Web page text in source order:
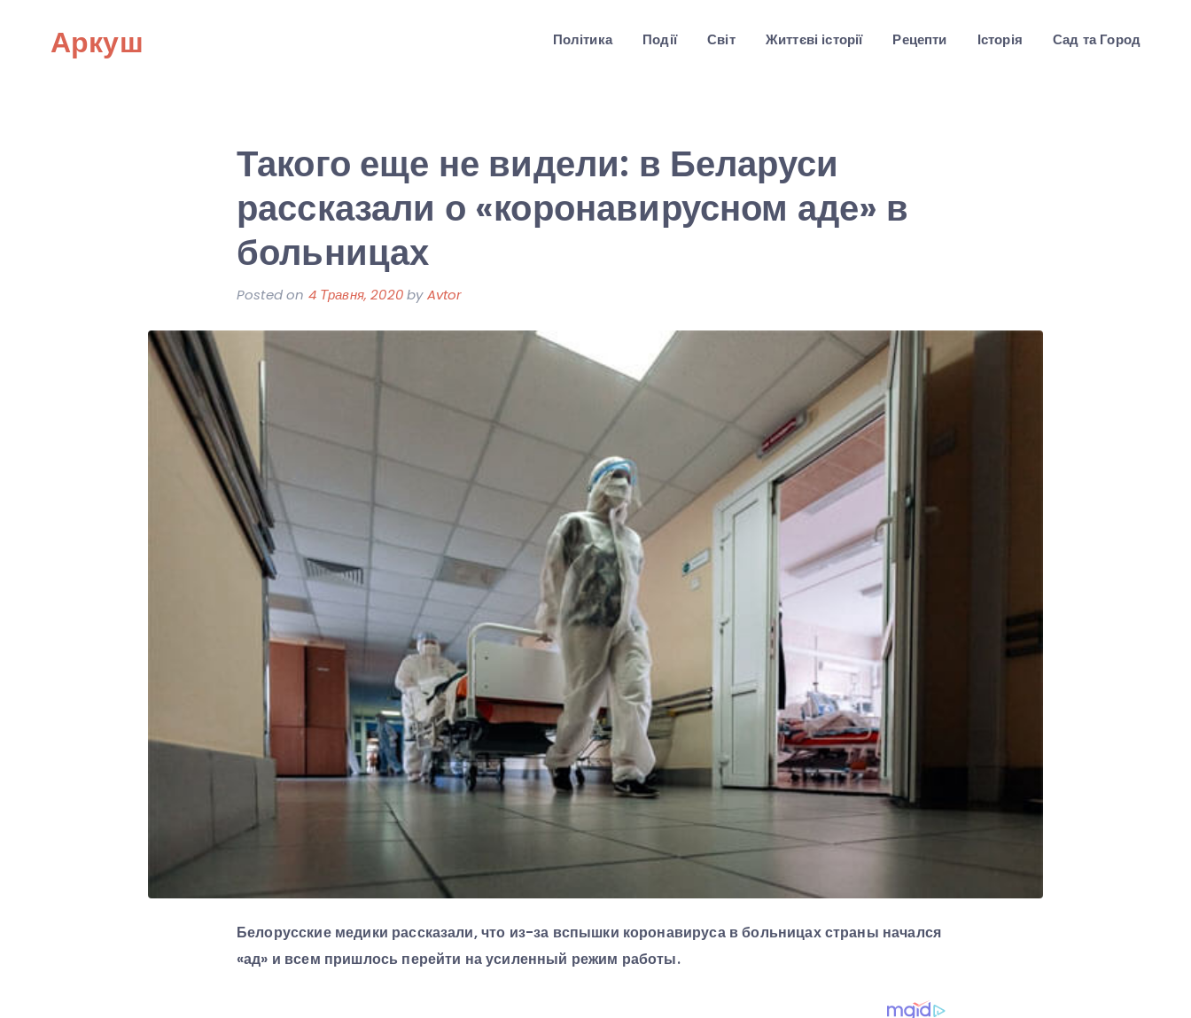
Аркуш Політика Події Світ Життєві історії Рецепти Історія Сад та Город
Такого еще не видели: в Беларуси
рассказали о «коронавирусном аде» в
больницах
Posted on 4 Травня, 2020byAvtor
Белорусские медики рассказали, что из-за вспышки коронавируса в больницах страны начался
«ад» и всем пришлось перейти на усиленный режим работы.